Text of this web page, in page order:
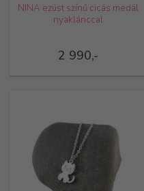
2 990,-
NINA ezüst színű cicás medál
nyaklánccal